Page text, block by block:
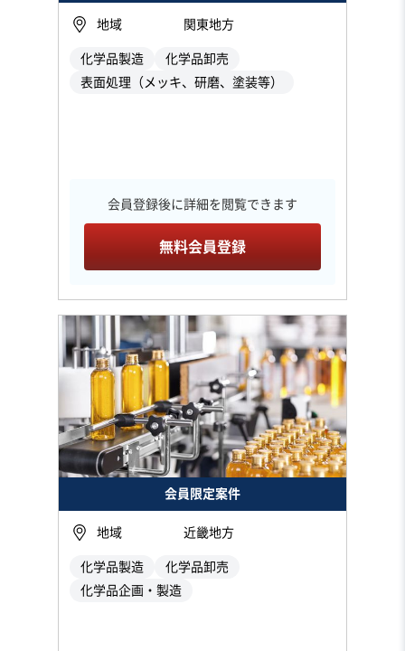
地域 関東地方
化学品製造
化学品卸売
表面処理（メッキ、研磨、塗装等）
会員登録後に詳細を閲覧できます
無料会員登録
会員限定案件
地域 近畿地方
化学品製造
化学品卸売
化学品企画・製造